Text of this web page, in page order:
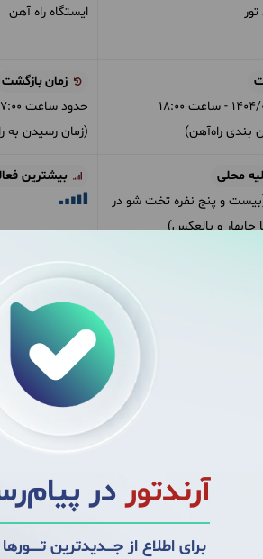
آرندتوردر
برای اطلاع از جــــدیدترین
ایستگاه راه آهن
- ساعت 18:00
بندی راه‌آهن)
زمان بازگشت
حدود ساعت
(زمان رسیدن به
محلی
و پنج نفره تخت شو در
چابهار و بالعکس)
بیشترین
یکدیگر را ملاقات می‌کنیم.